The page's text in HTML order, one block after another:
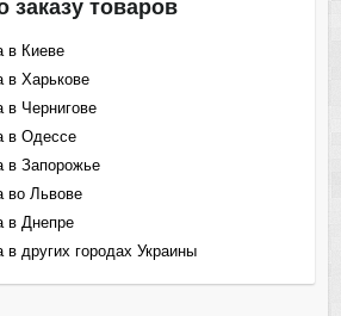
заказу товаров
в Киеве
в Харькове
в Чернигове
в Одессе
в Запорожье
во Львове
в Днепре
в других городах Украины